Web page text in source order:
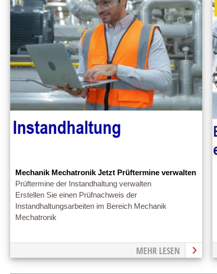
Mechanik Mechatronik Jetzt Prüftermine verwalten
Prüftermine der Instandhaltung verwalten
Erstellen Sie einen Prüfnachweis der
Instandhaltungsarbeiten im Bereich Mechanik
Mechatronik
MEHR LESEN